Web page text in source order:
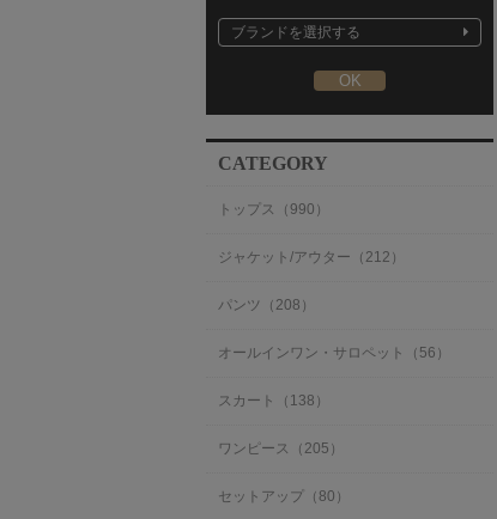
ブランドを選択する
CATEGORY
トップス（990）
ジャケット/アウター（212）
パンツ（208）
オールインワン・サロペット（56）
スカート（138）
ワンピース（205）
セットアップ（80）